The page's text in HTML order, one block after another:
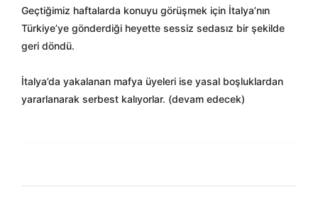
Geçtiğimiz haftalarda konuyu görüşmek için İtalya’nın
Türkiye’ye gönderdiği heyette sessiz sedasız bir şekilde
geri döndü.
İtalya’da yakalanan mafya üyeleri ise yasal boşluklardan
yararlanarak serbest kalıyorlar. (devam edecek)